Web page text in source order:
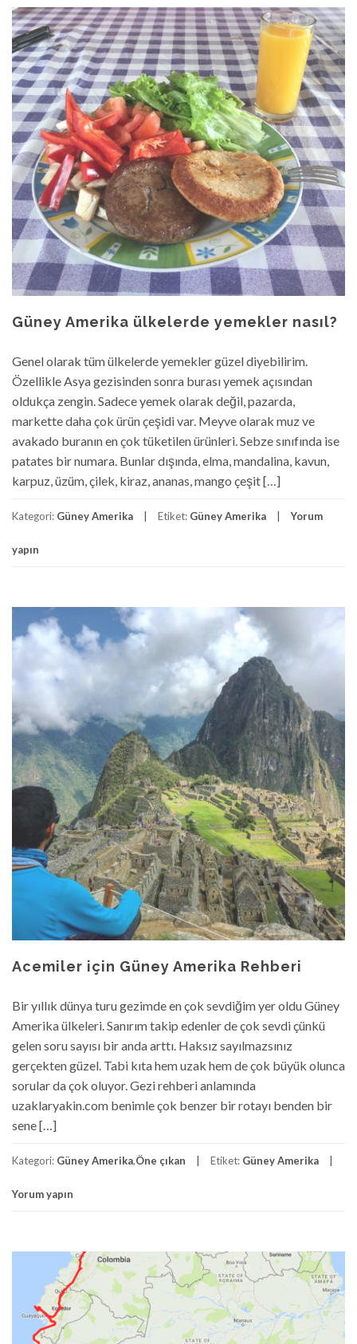
Güney Amerika ülkelerde yemekler nasıl?
Genel olarak tüm ülkelerde yemekler güzel diyebilirim.
Özellikle Asya gezisinden sonra burası yemek açısından
oldukça zengin. Sadece yemek olarak değil, pazarda,
markette daha çok ürün çeşidi var. Meyve olarak muz ve
avakado buranın en çok tüketilen ürünleri. Sebze sınıfında ise
patates bir numara. Bunlar dışında, elma, mandalina, kavun,
karpuz, üzüm, çilek, kiraz, ananas, mango çeşit […]
Kategori: Güney Amerika Etiket: Güney Amerika Yorum
yapın
Acemiler için Güney Amerika Rehberi
Bir yıllık dünya turu gezimde en çok sevdiğim yer oldu Güney
Amerika ülkeleri. Sanırım takip edenler de çok sevdi çünkü
gelen soru sayısı bir anda arttı. Haksız sayılmazsınız
gerçekten güzel. Tabi kıta hem uzak hem de çok büyük olunca
sorular da çok oluyor. Gezi rehberi anlamında
uzaklaryakin.com benimle çok benzer bir rotayı benden bir
sene […]
Kategori: Güney Amerika,Öne çıkan Etiket: Güney Amerika
Yorum yapın